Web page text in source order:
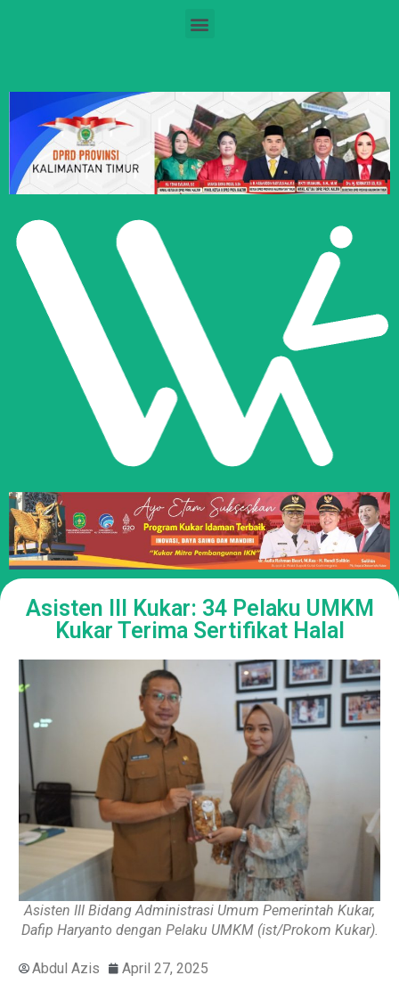
Asisten III Kukar: 34 Pelaku UMKM
Kukar Terima Sertifikat Halal
Asisten III Bidang Administrasi Umum Pemerintah Kukar,
Dafip Haryanto dengan Pelaku UMKM (ist/Prokom Kukar).
Abdul Azis April 27, 2025